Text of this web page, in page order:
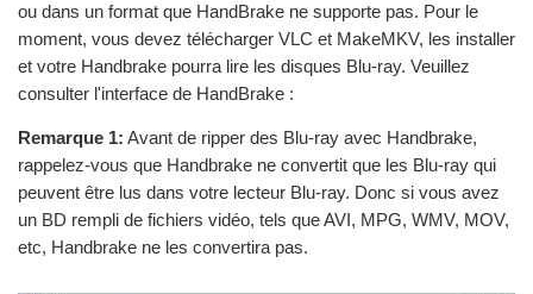
ou dans un format que HandBrake ne supporte pas. Pour le
moment, vous devez télécharger VLC et MakeMKV, les installer
et votre Handbrake pourra lire les disques Blu-ray. Veuillez
consulter l'interface de HandBrake :
Remarque 1: Avant de ripper des Blu-ray avec Handbrake,
rappelez-vous que Handbrake ne convertit que les Blu-ray qui
peuvent être lus dans votre lecteur Blu-ray. Donc si vous avez
un BD rempli de fichiers vidéo, tels que AVI, MPG, WMV, MOV,
etc, Handbrake ne les convertira pas.